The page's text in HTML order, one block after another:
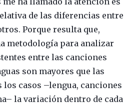
de las diferencias entre
Porque resulta que,
metodología para analizar
entre las canciones
son mayores que las
los casos –lengua, canciones
la variación dentro de cada